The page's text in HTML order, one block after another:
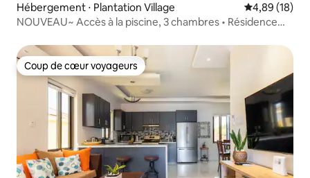
Hébergement ⋅ Plantation Village Évaluation
4,89 (18)
NOUVEAU~ Accès à la piscine, 3 chambres • Résidence
Coup de cœur voyageurs
Coup de cœur voyageurs